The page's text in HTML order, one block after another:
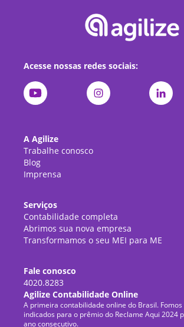
Acesse nossas redes sociais:
A Agilize
Trabalhe conosco
Blog
Imprensa
Serviços
Contabilidade completa
Abrimos sua nova empresa
Transformamos o seu MEI para ME
Fale conosco
4020.8283
Agilize Contabilidade Online
A primeira contabilidade online do Brasil. Fomos
indicados para o prêmio do Reclame Aqui 2024
ano consecutivo.